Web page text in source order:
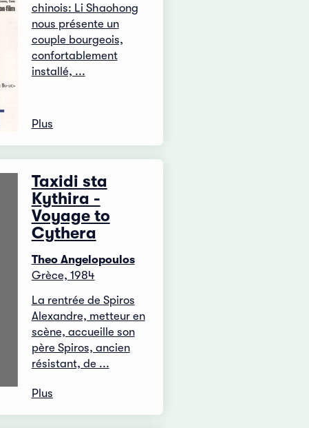
chinois: Li Shaohong
nous présente un
couple bourgeois,
confortablement
installé, ...
Plus
Taxidi sta
Kythira -
Voyage to
Cythera
Theo Angelopoulos
Grèce, 1984
La rentrée de Spiros
Alexandre, metteur en
scène, accueille son
père Spiros, ancien
résistant, de ...
Plus